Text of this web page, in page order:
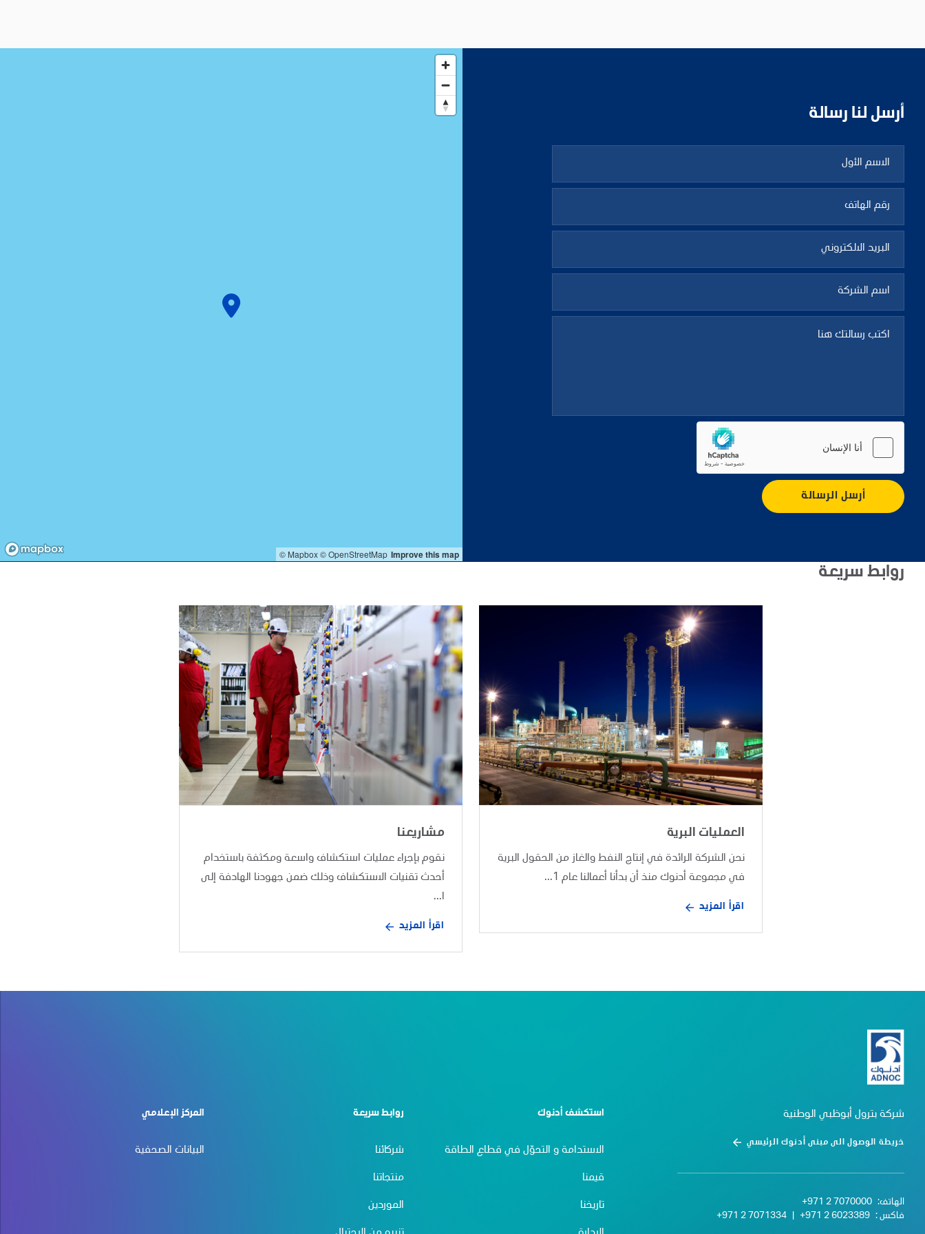
© Mapbox© OpenStreetMap Improve this map
أرسل لنا رسالة
أرسل الرسالة
روابط سريعة
العمليات البرية
نحن الشركة الرائدة في إنتاج النفط والغاز من الحقول البرية
في مجموعة أدنوك منذ أن بدأنا أعمالنا عام 1...
اقرأ المزيد
مشاريعنا
نقوم بإجراء عمليات استكشاف واسعة ومكثفة باستخدام
أحدث تقنيات الاستكشاف وذلك ضمن جهودنا الهادفة إلى
ا...
اقرأ المزيد
شركة بترول أبوظبي الوطنية
خريطة الوصول الى مبنى أدنوك الرئيسي
الهاتف: +971 2 7070000
فاكس : +971 2 6023389
+971 2 7071334
استكشف أدنوك
الاستدامة و التحوّل في قطاع الطاقة
قيمنا
تاريخنا
روابط سريعة
شركائنا
منتجاتنا
الموردين
المركز الإعلامي
البيانات الصحفية